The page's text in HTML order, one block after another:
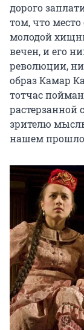
дорого
том, что место
молодой
вечен, и его
революции,
образ Камар
тотчас
растерзанной
зрителю
нашем